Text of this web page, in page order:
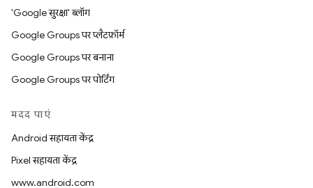
'Google सुरक्षा' ब्लॉग
Google Groups पर प्लैटफ़ॉर्म
Google Groups पर बनाना
Google Groups पर पोर्टिंग
मदद पाएं
Android सहायता केंद्र
Pixel सहायता केंद्र
www.android.com